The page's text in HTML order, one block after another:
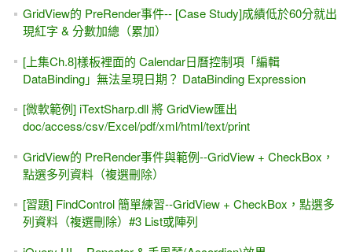
GridView的 PreRender事件-- [Case Study]成績低於60分就出
現紅字 & 分數加總（累加）
[上集Ch.8]樣板裡面的 Calendar日曆控制項「編輯
DataBinding」無法呈現日期？ DataBinding Expression
[微軟範例] iTextSharp.dll 將 GridView匯出
doc/access/csv/Excel/pdf/xml/html/text/print
GridView的 PreRender事件與範例--GridView + CheckBox，
點選多列資料（複選刪除）
[習題] FindControl 簡單練習--GridView + CheckBox，點選多
列資料（複選刪除）#3 List或陣列